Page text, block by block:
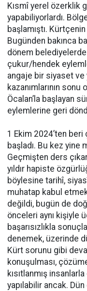
Kısmî yerel özerklik
yapabiliyorlardı.
başlamıştı.
Bugünden bakınca
dönem
çukur/hendek
angaje bir siyaset ve
kazanımlarının
Öcalan’la başlayan
eylemlerine geri
1 Ekim 2024’ten
başladı. Bu kez yine
Geçmişten ders
yıldır hapiste
böylesine tarihî,
muhatap kabul
değildi, bugün de
önceleri aynı kişiyle
başarısızlıkla
denemek, üzerinde
Kürt sorunu gibi
konuşulması,
kısıtlanmış
yapılabilir ancak.